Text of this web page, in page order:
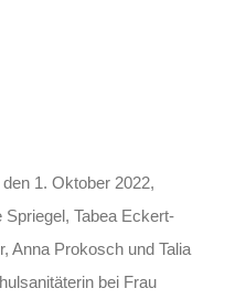
1. Oktober 2022,
Tabea Eckert-
Anna Prokosch und Talia
bei Frau